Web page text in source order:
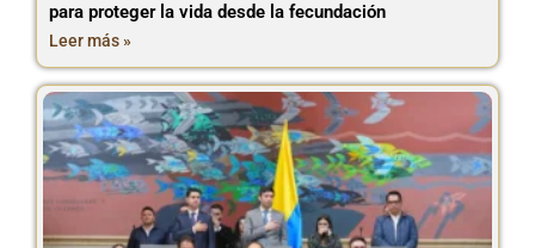
para proteger la vida desde la fecundación
Leer más »